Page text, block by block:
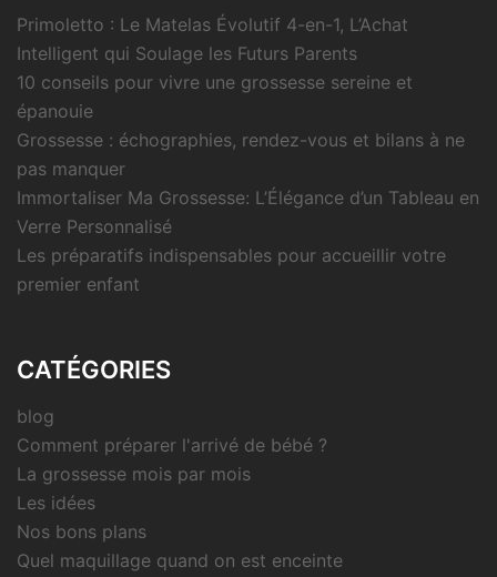
Primoletto : Le Matelas Évolutif 4-en-1, L’Achat
Intelligent qui Soulage les Futurs Parents
10 conseils pour vivre une grossesse sereine et
épanouie
Grossesse : échographies, rendez-vous et bilans à ne
pas manquer
Immortaliser Ma Grossesse: L’Élégance d’un Tableau en
Verre Personnalisé
Les préparatifs indispensables pour accueillir votre
premier enfant
CATÉGORIES
blog
Comment préparer l'arrivé de bébé ?
La grossesse mois par mois
Les idées
Nos bons plans
Quel maquillage quand on est enceinte